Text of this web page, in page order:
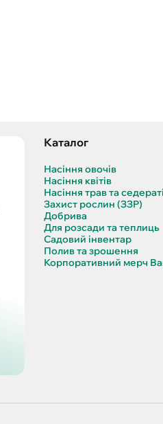
Каталог
Насіння овочів
Насіння квітів
Насіння трав та
Захист рослин (ЗЗР)
Добрива
Для розсади та теплиць
Садовий інвентар
Полив та зрошення
Корпоративний мерч